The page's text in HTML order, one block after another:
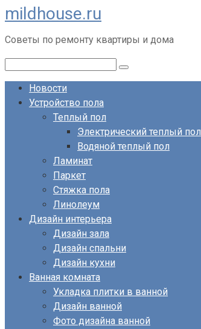
Перейти
к
контенту
mildhouse.ru
Советы по ремонту квартиры и дома
Новости
Устройство пола
Теплый пол
Электрический теплый пол
Водяной теплый пол
Ламинат
Паркет
Стяжка пола
Линолеум
Дизайн интерьера
Дизайн зала
Дизайн спальни
Дизайн кухни
Ванная комната
Укладка плитки в ванной
Дизайн ванной
Фото дизайна ванной